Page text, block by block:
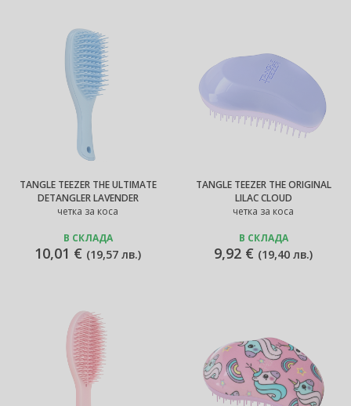
TANGLE TEEZER THE ULTIMATE
DETANGLER LAVENDER
четка за коса
В СКЛАДА
10,01 € (19,57 лв.)
TANGLE TEEZER THE ORIGINAL
LILAC CLOUD
четка за коса
В СКЛАДА
9,92 € (19,40 лв.)